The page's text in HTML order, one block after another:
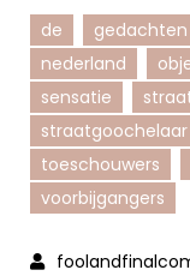
de gedachten
nederland
sensatie
toeschouwers
voorbijgangers